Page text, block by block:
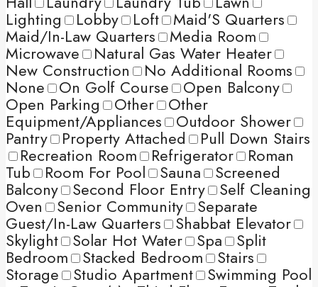
Lighting Lobby Loft Maid'S Quarters
Maid/In-Law Quarters Media Room
Microwave Natural Gas Water Heater
New Construction No Additional Rooms
None On Golf Course Open Balcony
Open Parking Other Other
Equipment/Appliances Outdoor Shower
Pantry Property Attached Pull Down Stairs
Recreation Room Refrigerator Roman
Tub Room For Pool Sauna Screened
Balcony Second Floor Entry Self Cleaning
Oven Senior Community Separate
Guest/In-Law Quarters Shabbat Elevator
Skylight Solar Hot Water Spa Split
Bedroom Stacked Bedroom Stairs
Storage Studio Apartment Swimming Pool